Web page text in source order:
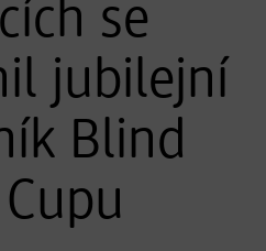
se
jubilejní
Blind